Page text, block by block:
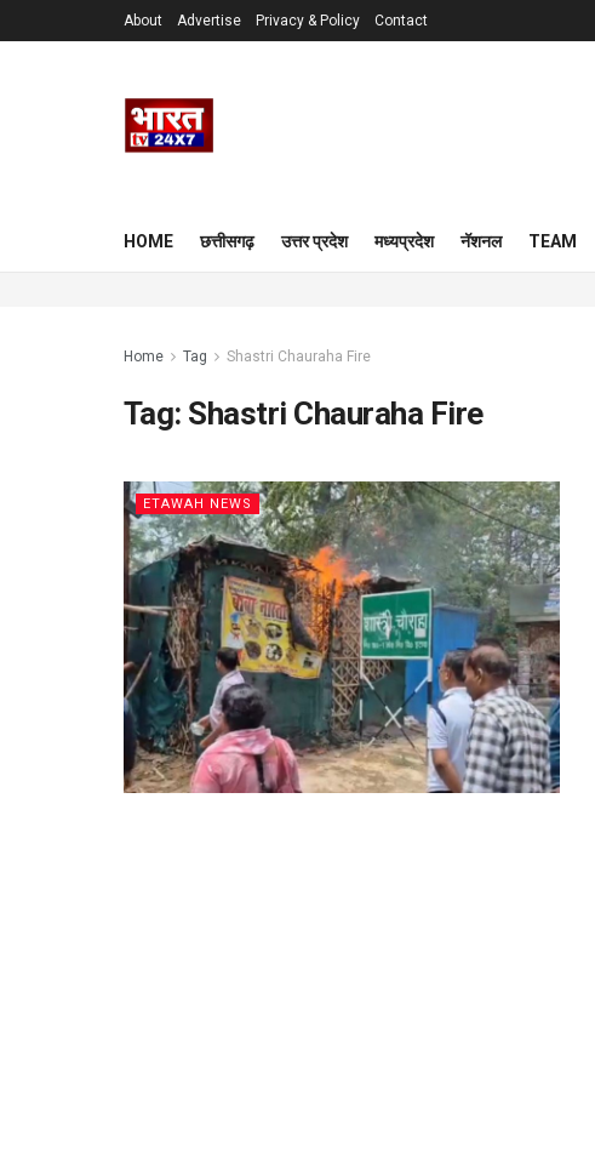
About Advertise Privacy & Policy Contact
HOME छत्तीसगढ़ उत्तर प्रदेश मध्यप्रदेश नॅशनल TEAM
Home Tag Shastri Chauraha Fire
Tag: Shastri Chauraha Fire
ETAWAH NEWS